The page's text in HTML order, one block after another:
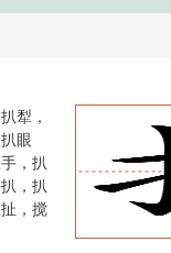
犁，
眼
，扒
，扒
，搅